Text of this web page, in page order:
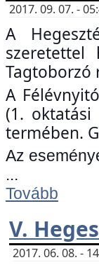
2017. 09. 07. -
A
Tagtoborzó
A
(1. oktatási
termében.
Az
...
Tovább
V.
2017. 06. 08. -